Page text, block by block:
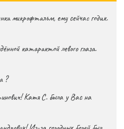
микрофтальм, ему сейчас годик.
катарактой левого глаза.
?
Катя С. была у Вас на